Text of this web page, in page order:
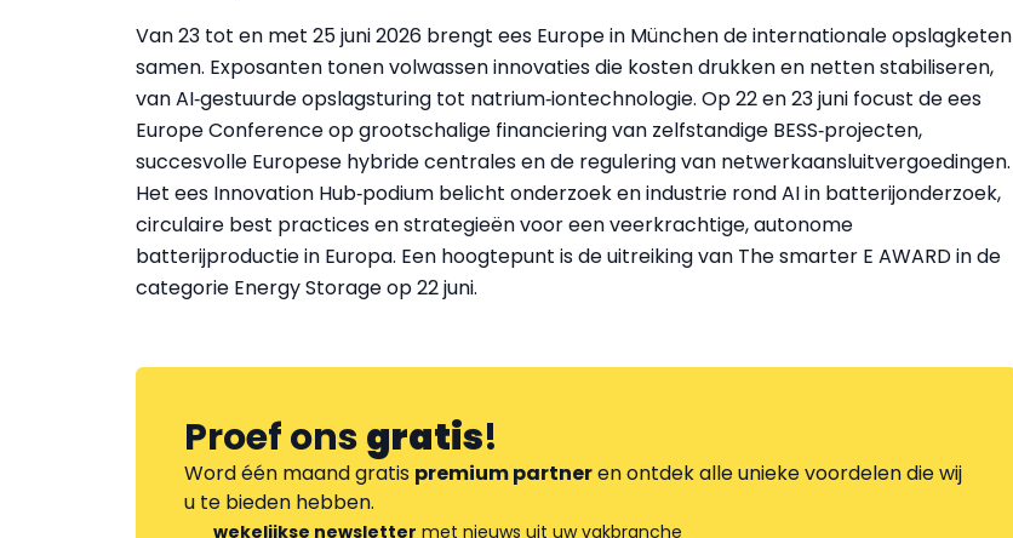
Van 23 tot en met 25 juni 2026 brengt ees Europe in München de internationale opslagketen
samen. Exposanten tonen volwassen innovaties die kosten drukken en netten stabiliseren,
van AI‑gestuurde opslagsturing tot natrium‑iontechnologie. Op 22 en 23 juni focust de ees
Europe Conference op grootschalige financiering van zelfstandige BESS‑projecten,
succesvolle Europese hybride centrales en de regulering van netwerkaansluitvergoedingen.
Het ees Innovation Hub‑podium belicht onderzoek en industrie rond AI in batterijonderzoek,
circulaire best practices en strategieën voor een veerkrachtige, autonome
batterijproductie in Europa. Een hoogtepunt is de uitreiking van The smarter E AWARD in de
categorie Energy Storage op 22 juni.
Proef onsgratis!
Word één maand gratis premium partneren ontdek alle unieke voordelen die wij
u te bieden hebben.
wekelijkse newsletter met nieuws uit uw vakbranche